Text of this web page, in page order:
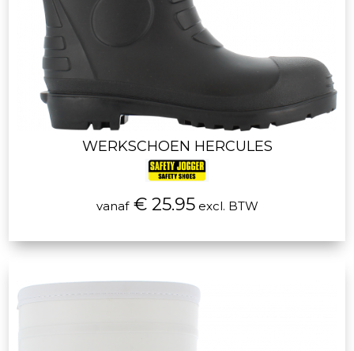
WERKSCHOEN HERCULES
vanaf€ 25.95excl. BTW